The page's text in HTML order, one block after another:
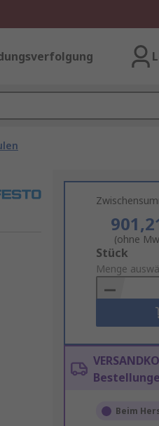
(ohne
Add
to
Basket
Stück
Menge
Beim